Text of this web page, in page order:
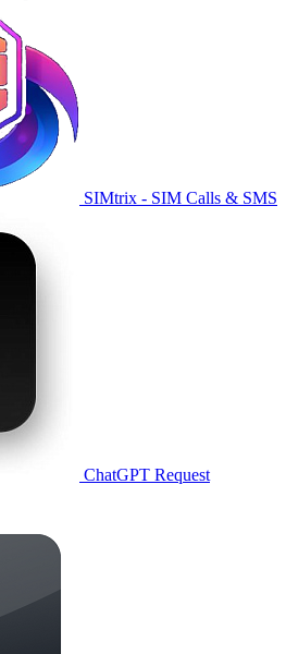
SIMtrix - SIM Calls & SMS
ChatGPT Request